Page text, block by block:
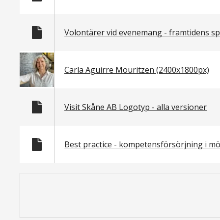
Volontärer vid evenemang - framtidens
Carla Aguirre Mouritzen (2400x1800px)
Visit Skåne AB Logotyp - alla versioner
Best practice - kompetensförsörjning i